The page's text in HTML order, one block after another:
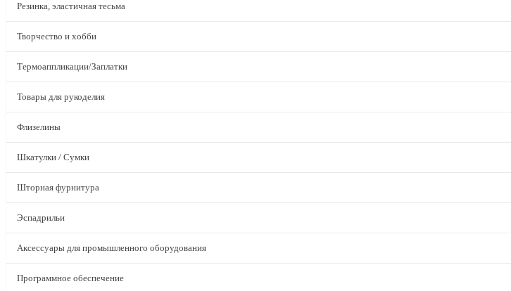
Резинка, эластичная тесьма
Творчество и хобби
Термоаппликации/Заплатки
Товары для рукоделия
Флизелины
Шкатулки / Сумки
Шторная фурнитура
Эспадрильи
Аксессуары для промышленного оборудования
Программное обеспечение